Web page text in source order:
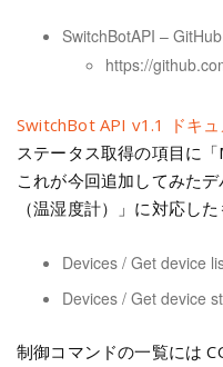
SwitchBotAPI – GitHub
https://
SwitchBot API v1.1 ドキュ
ステータス取得の項目に
これが今回追加してみた
（温湿度計）」に対応し
Devices / Get device
Devices / Get device
制御コマンドの一覧には